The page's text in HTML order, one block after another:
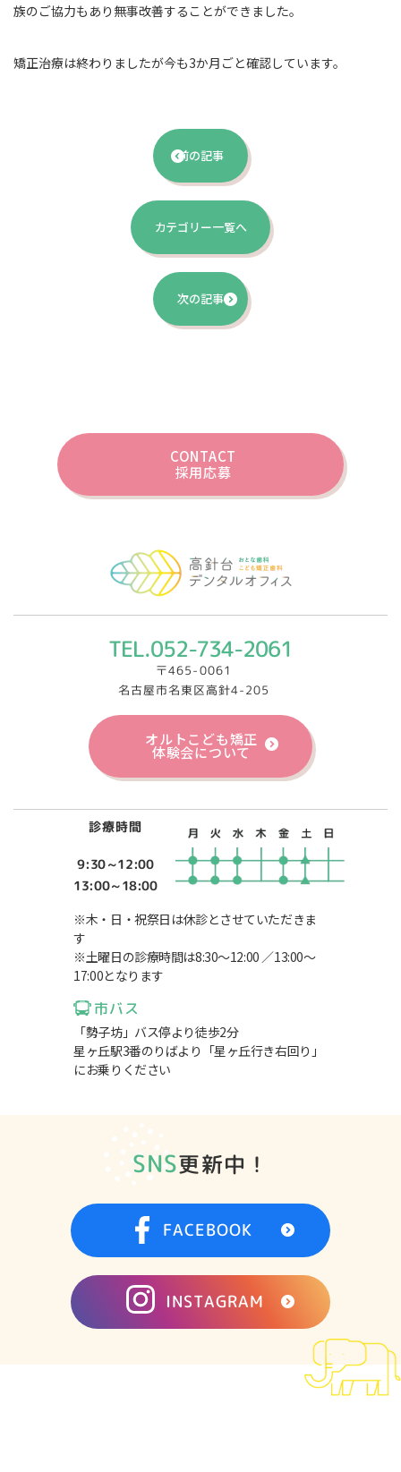
族のご協力もあり無事改善することができました。
矯正治療は終わりましたが今も3か月ごと確認しています。
前の記事
カテゴリー一覧へ
次の記事
CONTACT
採用応募
TEL.052-734-2061
〒465-0061
名古屋市名東区高針4-205
オルトこども矯正
体験会について
診療時間
9:30～12:00
13:00～18:00
※木・日・祝祭日は休診とさせていただきま
す
※土曜日の診療時間は8:30～12:00 ／13:00～
17:00となります
市バス
「勢子坊」バス停より徒歩2分
星ヶ丘駅3番のりばより「星ヶ丘行き右回り」
にお乗りください
SNS更新中！
FACEBOOK
INSTAGRAM